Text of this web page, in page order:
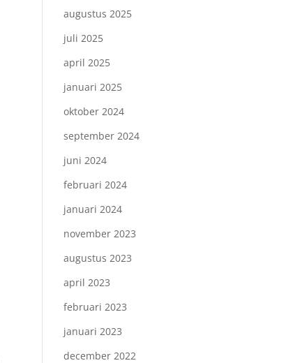
augustus 2025
juli 2025
april 2025
januari 2025
oktober 2024
september 2024
juni 2024
februari 2024
januari 2024
november 2023
augustus 2023
april 2023
februari 2023
januari 2023
december 2022